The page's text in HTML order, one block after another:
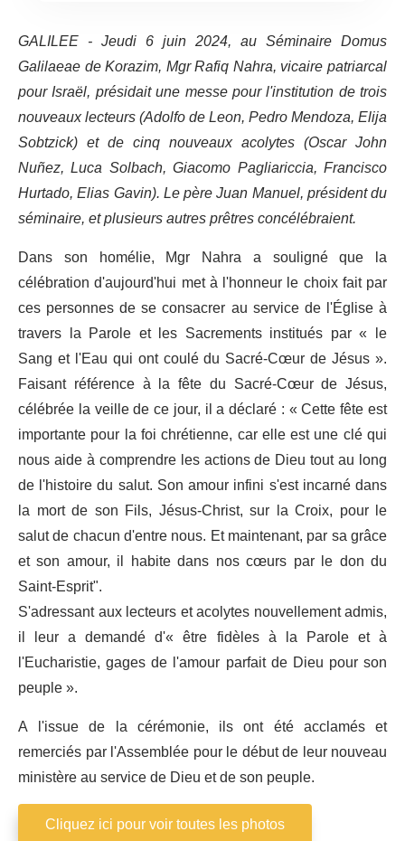
GALILEE - Jeudi 6 juin 2024, au Séminaire Domus
Galilaeae de Korazim, Mgr Rafiq Nahra, vicaire patriarcal
pour Israël, présidait une messe pour l'institution de trois
nouveaux lecteurs (Adolfo de Leon, Pedro Mendoza, Elija
Sobtzick) et de cinq nouveaux acolytes (Oscar John
Nuñez, Luca Solbach, Giacomo Pagliariccia, Francisco
Hurtado, Elias Gavin). Le père Juan Manuel, président du
séminaire, et plusieurs autres prêtres concélébraient.
Dans son homélie, Mgr Nahra a souligné que la
célébration d'aujourd'hui met à l'honneur le choix fait par
ces personnes de se consacrer au service de l'Église à
travers la Parole et les Sacrements institués par « le
Sang et l'Eau qui ont coulé du Sacré-Cœur de Jésus ».
Faisant référence à la fête du Sacré-Cœur de Jésus,
célébrée la veille de ce jour, il a déclaré : « Cette fête est
importante pour la foi chrétienne, car elle est une clé qui
nous aide à comprendre les actions de Dieu tout au long
de l'histoire du salut. Son amour infini s'est incarné dans
la mort de son Fils, Jésus-Christ, sur la Croix, pour le
salut de chacun d'entre nous. Et maintenant, par sa grâce
et son amour, il habite dans nos cœurs par le don du
Saint-Esprit".
S'adressant aux lecteurs et acolytes nouvellement admis,
il leur a demandé d'« être fidèles à la Parole et à
l'Eucharistie, gages de l'amour parfait de Dieu pour son
peuple ».
A l'issue de la cérémonie, ils ont été acclamés et
remerciés par l'Assemblée pour le début de leur nouveau
ministère au service de Dieu et de son peuple.
Cliquez ici pour voir toutes les photos